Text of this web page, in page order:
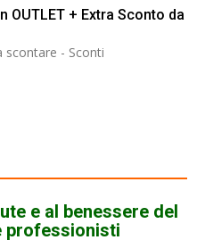
OUTLET + Extra Sconto da
scontare - Sconti
e al benessere del
professionisti